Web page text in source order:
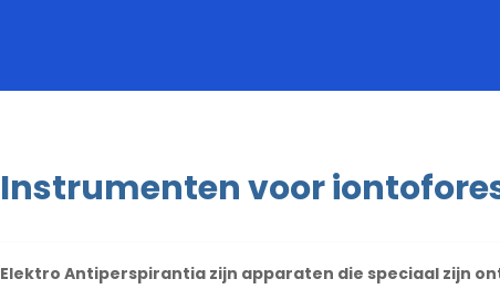
Instrumenten voor
Elektro Antiperspirantia zijn apparaten die speciaal zijn